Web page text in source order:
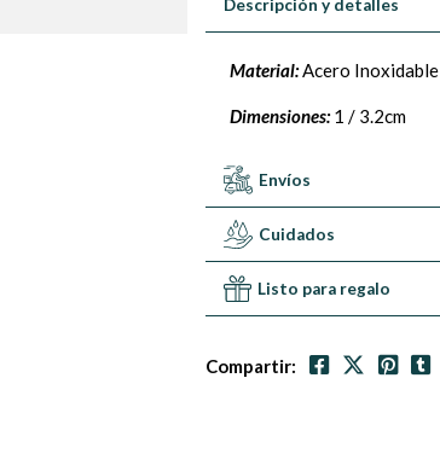
Descripción y detalles
Material:Acero Inoxidable
Dimensiones: 1 / 3.2cm
Envíos
Cuidados
Listo para regalo
Compartir: